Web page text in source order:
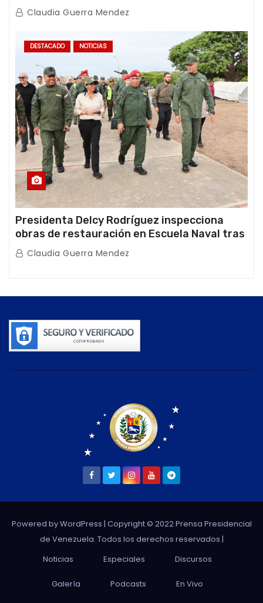
con Juntas de Condominio
Claudia Guerra Mendez
DESTACADO NOTICIAS
Presidenta Delcy Rodríguez inspecciona
obras de restauración en Escuela Naval tras
afectaciones sísmicas en La Guaira
Claudia Guerra Mendez
Powered by WordPress | Copyright © 2022 Prensa Presidencial
de Venezuela. Todos los derechos reservados |
Noticias
Especiales Discursos
Galería Podcasts En Vivo